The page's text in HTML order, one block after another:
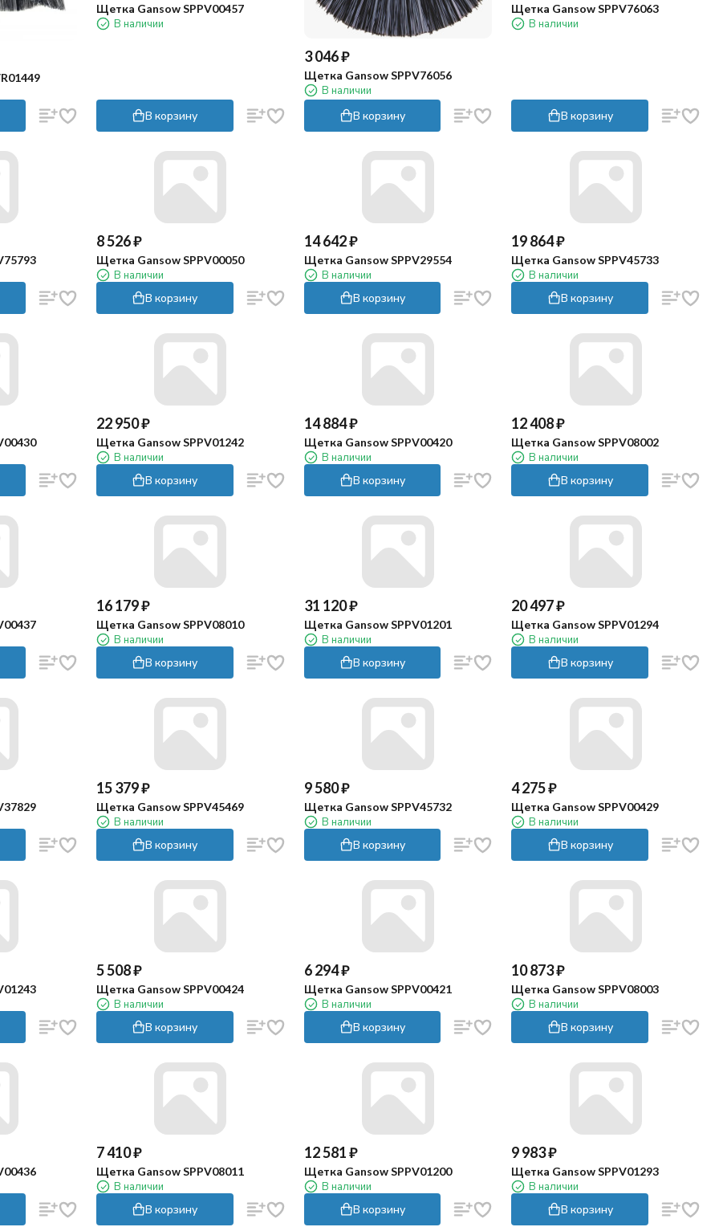
Щетка Gansow SPPV00457
В наличии
В корзину
3 046₽
Щетка Gansow SPPV76056
В наличии
В корзину
Щетка Gansow SPPV76063
В наличии
В корзину
8 526₽
Щетка Gansow SPPV00050
В наличии
В корзину
14 642₽
Щетка Gansow SPPV29554
В наличии
В корзину
19 864₽
Щетка Gansow SPPV45733
В наличии
В корзину
22 950₽
Щетка Gansow SPPV01242
В наличии
В корзину
14 884₽
Щетка Gansow SPPV00420
В наличии
В корзину
12 408₽
Щетка Gansow SPPV08002
В наличии
В корзину
16 179₽
Щетка Gansow SPPV08010
В наличии
В корзину
31 120₽
Щетка Gansow SPPV01201
В наличии
В корзину
20 497₽
Щетка Gansow SPPV01294
В наличии
В корзину
15 379₽
Щетка Gansow SPPV45469
В наличии
В корзину
9 580₽
Щетка Gansow SPPV45732
В наличии
В корзину
4 275₽
Щетка Gansow SPPV00429
В наличии
В корзину
5 508₽
Щетка Gansow SPPV00424
В наличии
В корзину
6 294₽
Щетка Gansow SPPV00421
В наличии
В корзину
10 873₽
Щетка Gansow SPPV08003
В наличии
В корзину
7 410₽
Щетка Gansow SPPV08011
В наличии
В корзину
12 581₽
Щетка Gansow SPPV01200
В наличии
В корзину
9 983₽
Щетка Gansow SPPV01293
В наличии
В корзину